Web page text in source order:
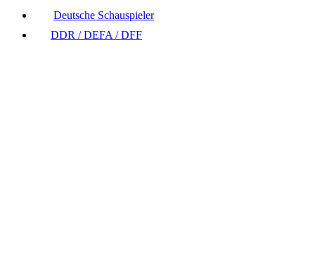
Deutsche Schauspieler
DDR / DEFA / DFF